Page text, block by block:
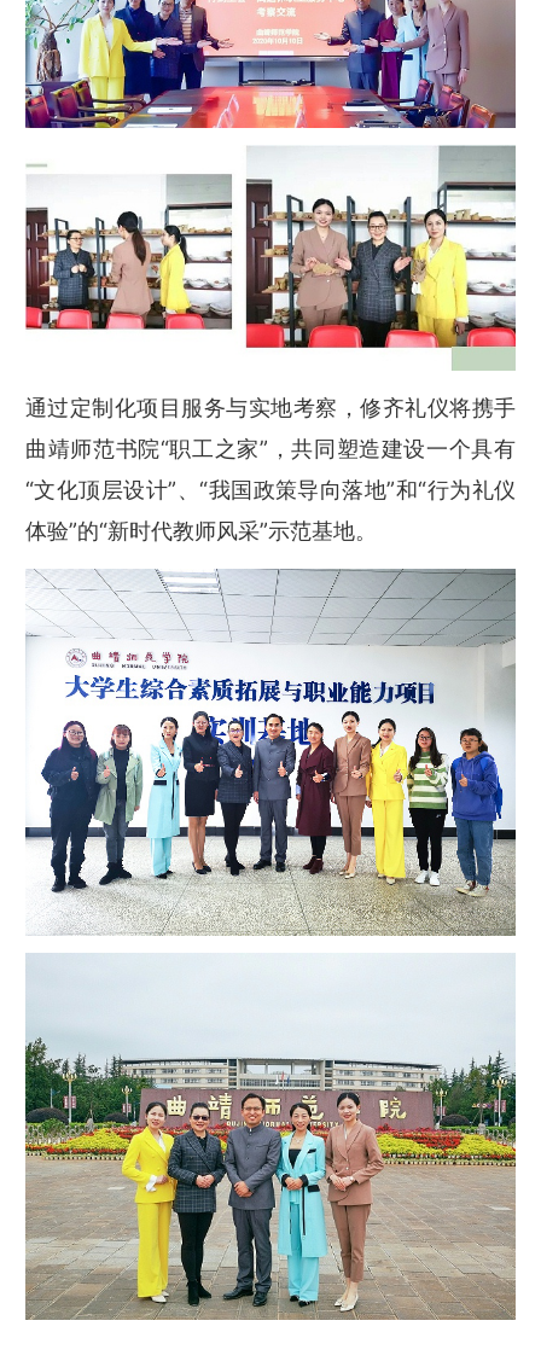
通过定制化项目服务与实地考察，修齐礼仪将携手
曲靖师范书院“职工之家”，共同塑造建设一个具有
“文化顶层设计”、“我国政策导向落地”和“行为礼仪
体验”的“新时代教师风采”示范基地。